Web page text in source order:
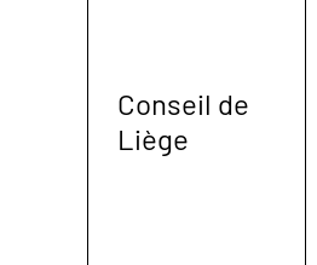
Conseil de
Liège